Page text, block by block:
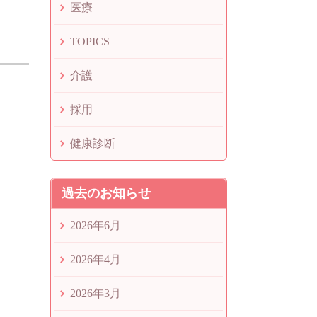
医療
TOPICS
介護
採用
健康診断
過去のお知らせ
2026年6月
2026年4月
2026年3月